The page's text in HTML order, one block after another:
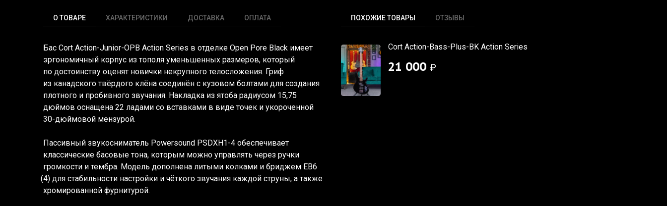
О ТОВАРЕ ХАРАКТЕРИСТИКИ ДОСТАВКА ОПЛАТА
Бас Cort Action-Junior-OPB Action Series в отделке Open Pore Black имеет
эргономичный корпус из тополя уменьшенных размеров, который
по достоинству оценят новички некрупного телосложения. Гриф
из канадского твёрдого клёна соединён с кузовом болтами для создания
плотного и пробивного звучания. Накладка из ятоба радиусом 15,75
дюймов оснащена 22 ладами со вставками в виде точек и укороченной
30-дюймовой мензурой.
Пассивный звукосниматель Powersound PSDXH1-4 обеспечивает
классические басовые тона, которым можно управлять через ручки
громкости и тембра. Модель дополнена литыми колками и бриджем EB6
(4) для стабильности настройки и чёткого звучания каждой струны, а также
хромированной фурнитурой.
ПОХОЖИЕ ТОВАРЫ ОТЗЫВЫ
Cort Action-Bass-Plus-BK Action Series
21 000 ₽